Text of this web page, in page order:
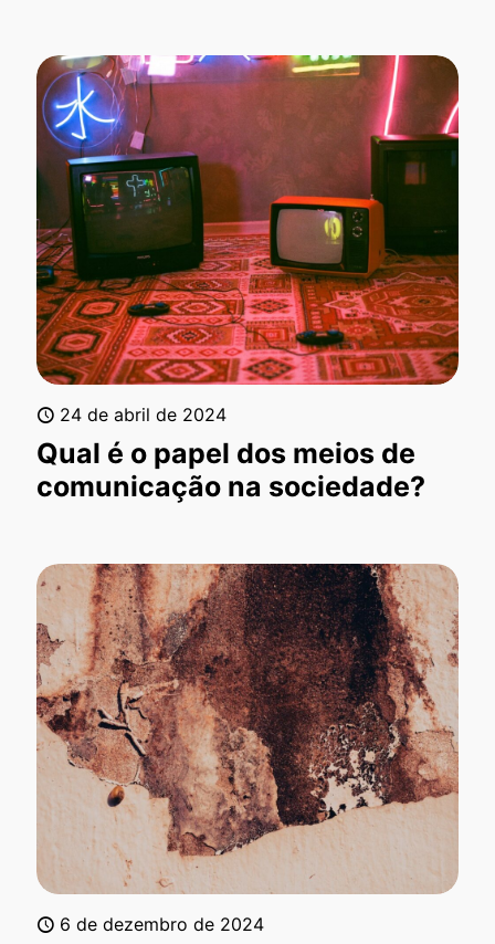
24 de abril de 2024
Qual é o papel dos meios de
comunicação na sociedade?
6 de dezembro de 2024